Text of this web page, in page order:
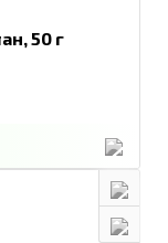
50 г